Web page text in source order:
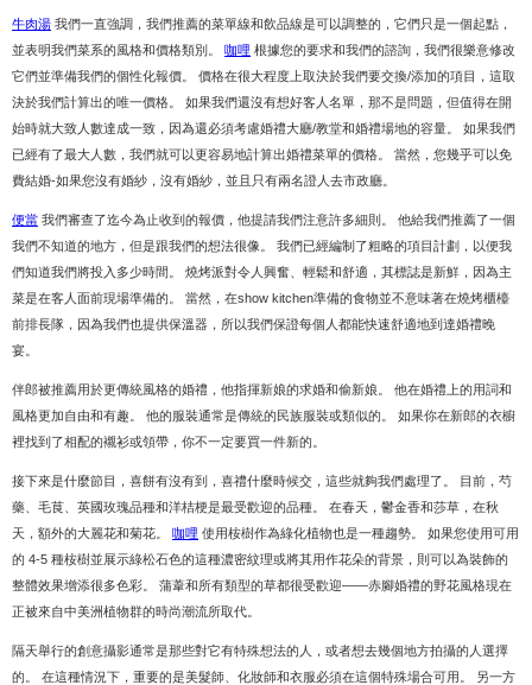
牛肉湯 我們一直強調，我們推薦的菜單線和飲品線是可以調整的，它們只是一個起點，
並表明我們菜系的風格和價格類別。 咖哩 根據您的要求和我們的諮詢，我們很樂意修改
它們並準備我們的個性化報價。 價格在很大程度上取決於我們要交換/添加的項目，這取
決於我們計算出的唯一價格。 如果我們還沒有想好客人名單，那不是問題，但值得在開
始時就大致人數達成一致，因為還必須考慮婚禮大廳/教堂和婚禮場地的容量。 如果我們
已經有了最大人數，我們就可以更容易地計算出婚禮菜單的價格。 當然，您幾乎可以免
費結婚-如果您沒有婚紗，沒有婚紗，並且只有兩名證人去市政廳。
便當 我們審查了迄今為止收到的報價，他提請我們注意許多細則。 他給我們推薦了一個
我們不知道的地方，但是跟我們的想法很像。 我們已經編制了粗略的項目計劃，以便我
們知道我們將投入多少時間。 燒烤派對令人興奮、輕鬆和舒適，其標誌是新鮮，因為主
菜是在客人面前現場準備的。 當然，在show kitchen準備的食物並不意味著在燒烤櫃檯
前排長隊，因為我們也提供保溫器，所以我們保證每個人都能快速舒適地到達婚禮晚
宴。
伴郎被推薦用於更傳統風格的婚禮，他指揮新娘的求婚和偷新娘。 他在婚禮上的用詞和
風格更加自由和有趣。 他的服裝通常是傳統的民族服裝或類似的。 如果你在新郎的衣櫥
裡找到了相配的襯衫或領帶，你不一定要買一件新的。
接下來是什麼節目，喜餅有沒有到，喜禮什麼時候交，這些就夠我們處理了。 目前，芍
藥、毛茛、英國玫瑰品種和洋桔梗是最受歡迎的品種。 在春天，鬱金香和莎草，在秋
天，額外的大麗花和菊花。 咖哩 使用桉樹作為綠化植物也是一種趨勢。 如果您使用可用
的 4-5 種桉樹並展示綠松石色的這種濃密紋理或將其用作花朵的背景，則可以為裝飾的
整體效果增添很多色彩。 蒲葦和所有類型的草都很受歡迎——赤腳婚禮的野花風格現在
正被來自中美洲植物群的時尚潮流所取代。
隔天舉行的創意攝影通常是那些對它有特殊想法的人，或者想去幾個地方拍攝的人選擇
的。 在這種情況下，重要的是美髮師、化妝師和衣服必須在這個特殊場合可用。 另一方